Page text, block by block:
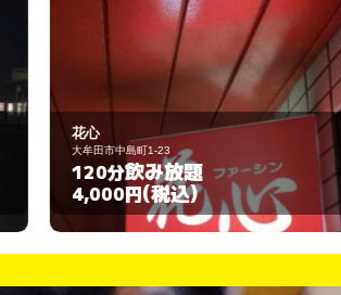
銀の指環
大牟田市中島町3-7
90分飲み放題
3,000円(税込)